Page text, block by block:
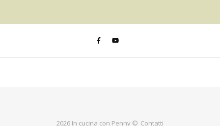
2026 In cucina con Penny © Contatti